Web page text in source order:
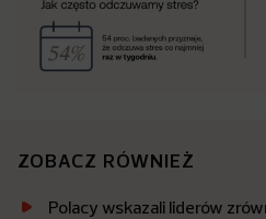
ZOBACZ RÓWNIEŻ
Polacy wskazali liderów